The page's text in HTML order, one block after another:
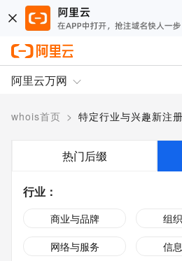
阿里云万网
whois首页 > 特定行业与兴趣新注
热门后缀
行业 ：
商业与品牌
组
网络与服务
信